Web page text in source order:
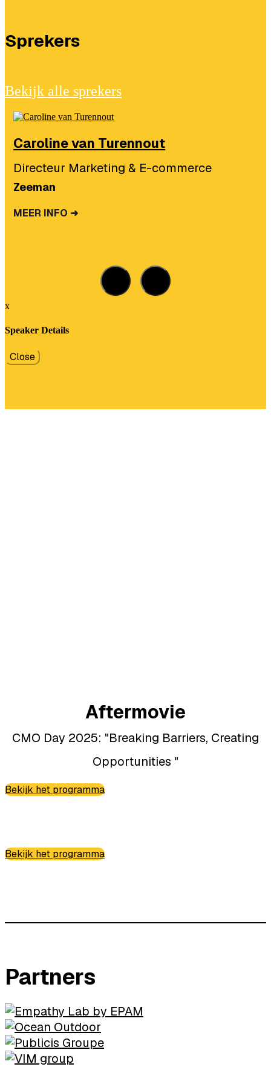
Sprekers
Bekijk alle sprekers
Caroline van Turennout
Directeur Marketing & E-commerce
Zeeman
MEER INFO ➜
x
Speaker Details
Close
Aftermovie
CMO Day 2025: "Breaking Barriers, Creating
Opportunities "
Bekijk het programma
Bekijk het programma
Partners